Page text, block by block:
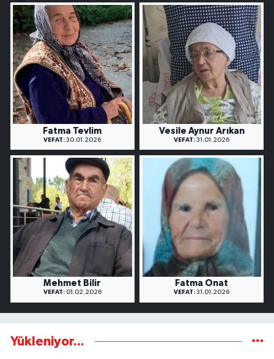
Fatma Tevlim
VEFAT: 30.01.2026
Vesile Aynur Arıkan
VEFAT: 31.01.2026
Mehmet Bilir
VEFAT:01.02.2026
Fatma Onat
VEFAT: 31.01.2026
Yükleniyor...